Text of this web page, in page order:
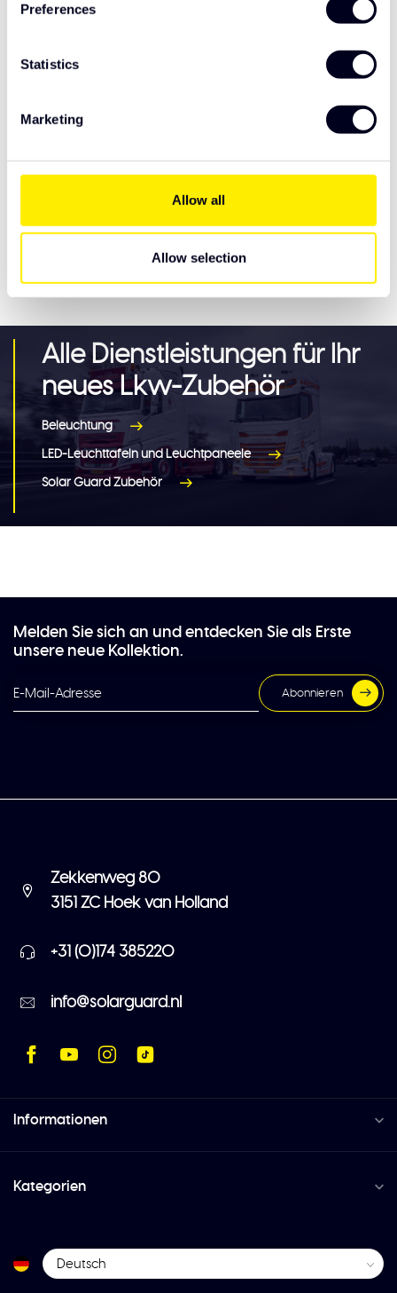
Preferences
Statistics
Marketing
Allow all
Allow selection
Spoilerlippe vorne Typ 1
€695,00
DAF NGD XF/XG/XG+
Alle Dienstleistungen für Ihr
neues Lkw-Zubehör
Beleuchtung
LED-Leuchttafeln und Leuchtpaneele
Solar Guard Zubehör
Melden Sie sich an und entdecken Sie als Erste
unsere neue Kollektion.
Abonnieren
Zekkenweg 80
3151 ZC Hoek van Holland
+31 (0)174 385220
info@solarguard.nl
Informationen
Kategorien